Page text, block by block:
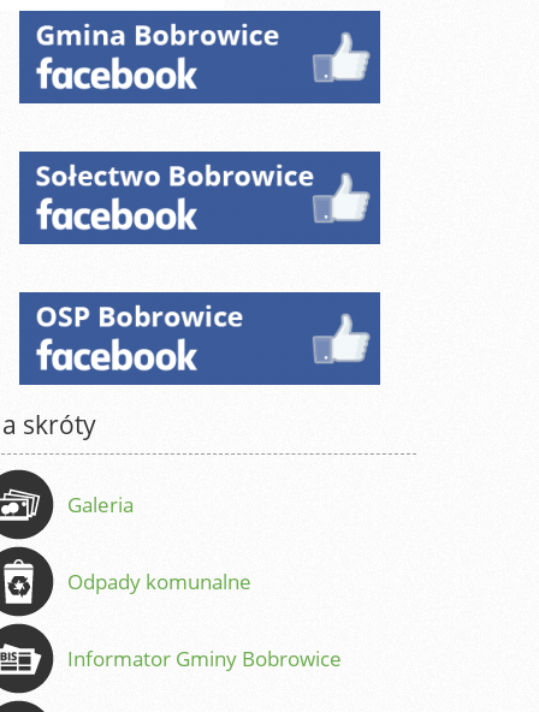
skróty
Galeria
Odpady komunalne
Informator Gminy Bobrowice